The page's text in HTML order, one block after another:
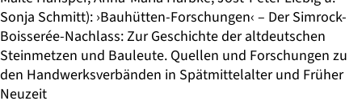
Sonja Schmitt): ›Bauhütten-Forschungen‹ – Der Simrock-
Boisserée-Nachlass: Zur Geschichte der altdeutschen
Steinmetzen und Bauleute. Quellen und Forschungen zu
den Handwerksverbänden in Spätmittelalter und Früher
Neuzeit